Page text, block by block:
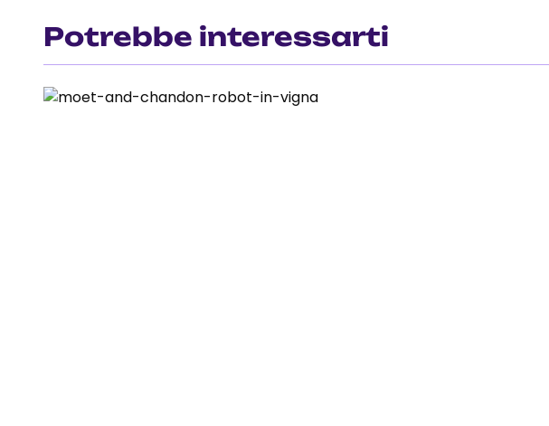
Potrebbe interessarti